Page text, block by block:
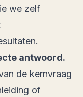
we zelf
antwoord.
de kernvraag
of